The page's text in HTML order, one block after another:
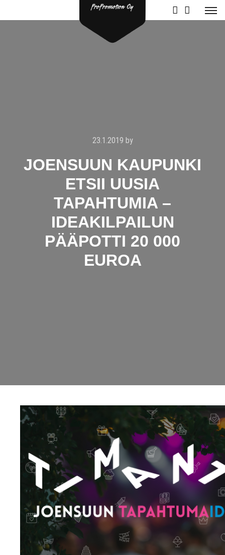
23.1.2019 by
JOENSUUN KAUPUNKI
ETSII UUSIA
TAPAHTUMIA –
IDEAKILPAILUN
PÄÄPOTTI 20 000
EUROA